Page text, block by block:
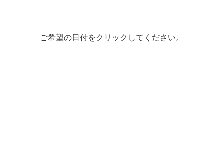
ご希望の日付をクリックしてください。